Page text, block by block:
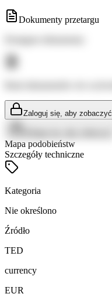
Dokumenty przetargu
Zaloguj się, aby zobaczyć
Mapa podobieństw
Szczegóły techniczne
Kategoria
Nie określono
Źródło
TED
currency
EUR